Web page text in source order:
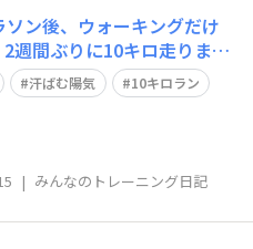
ン後、ウォーキングだけ
週間ぶりに10キロ走りまし
が上がりましたが，日中は
ました。 写真は昨日の
汗ばむ陽気
10キロラン
| みんなのトレーニング日記